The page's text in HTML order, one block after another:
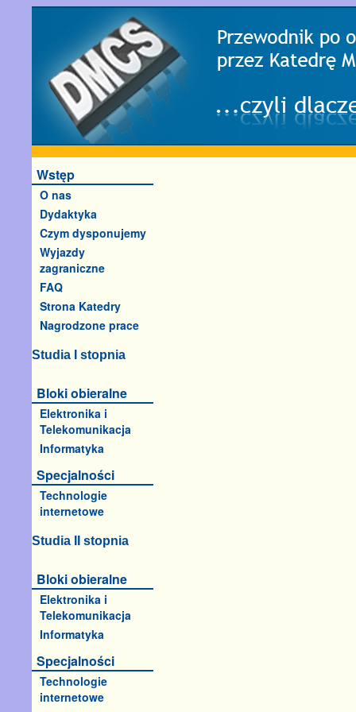
Wstęp
O nas
Dydaktyka
Czym dysponujemy
Wyjazdy
zagraniczne
FAQ
Strona Katedry
Nagrodzone prace
Studia I stopnia
Bloki obieralne
Elektronika i
Telekomunikacja
Informatyka
Specjalności
Technologie
internetowe
Studia II stopnia
Bloki obieralne
Elektronika i
Telekomunikacja
Informatyka
Specjalności
Technologie
internetowe